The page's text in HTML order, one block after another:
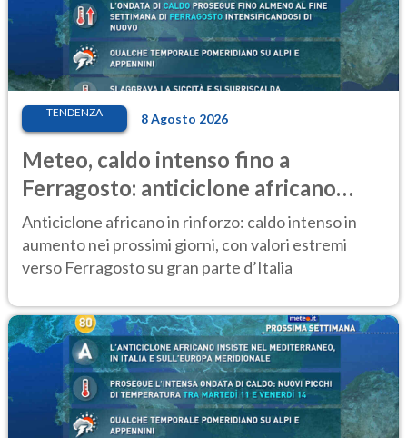
TENDENZA 8 Agosto 2026
Meteo, caldo intenso fino a
Ferragosto: anticiclone africano
ancora protagonista
Anticiclone africano in rinforzo: caldo intenso in
aumento nei prossimi giorni, con valori estremi
verso Ferragosto su gran parte d’Italia